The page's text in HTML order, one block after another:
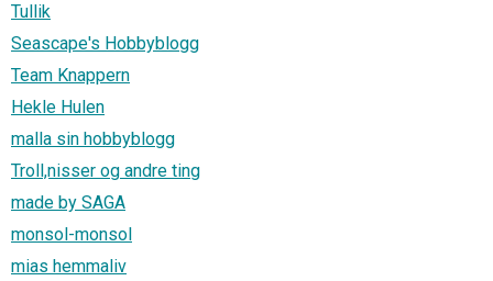
Tullik
Seascape's Hobbyblogg
Team Knappern
Hekle Hulen
malla sin hobbyblogg
Troll,nisser og andre ting
made by SAGA
monsol-monsol
mias hemmaliv